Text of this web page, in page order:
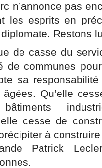
n’annonce pas
les esprits en
Restons
de casse du
de communes
sa
Qu’elle
cesse de
à
Patrick